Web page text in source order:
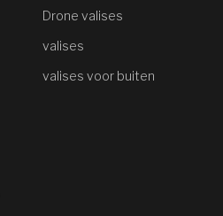
Drone valises
valises
valises voor buiten